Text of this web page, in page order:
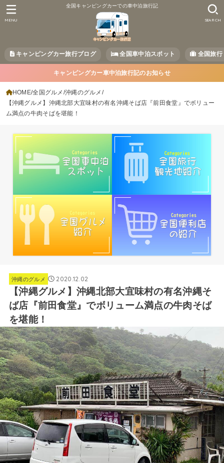
全国キャンピングカーでの車中泊旅行記
キャンピングカー旅行ブログ 全国車中泊スポット 全国旅行
SEARCH
MENU
キャンピングカー車中泊旅行記のお知らせ
HOME 全国グルメ 沖縄のグルメ
【沖縄グルメ】沖縄北部大宜味村の有名沖縄そば店『前田食堂』でボリュー
ム満点の牛肉そばを堪能！
沖縄のグルメ 2020.12.02
【沖縄グルメ】沖縄北部大宜味村の有名沖縄そ
ば店『前田食堂』でボリューム満点の牛肉そば
を堪能！